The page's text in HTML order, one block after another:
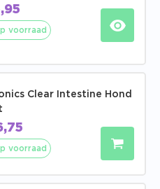
voorraad
Clear Intestine Hond
voorraad